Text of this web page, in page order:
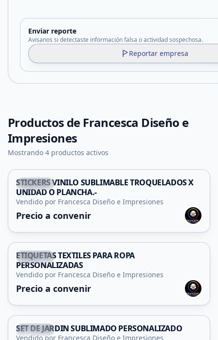
Enviar reporte
Avisanos si detectaste información falsa o actividad sospechosa.
Reportar empresa
Productos de Francesca Diseño e
Impresiones
Mostrando 4 productos activos
Capital
STICKERS VINILO SUBLIMABLE TROQUELADOS X
UNIDAD O PLANCHA.-
Vendido por Francesca Diseño e Impresiones
Precio a convenir
Capital
ETIQUETAS TEXTILES PARA ROPA
PERSONALIZADAS
Vendido por Francesca Diseño e Impresiones
Precio a convenir
Capital
SET DE JARDIN SUBLIMADO PERSONALIZADO
Vendido por Francesca Diseño e Impresiones